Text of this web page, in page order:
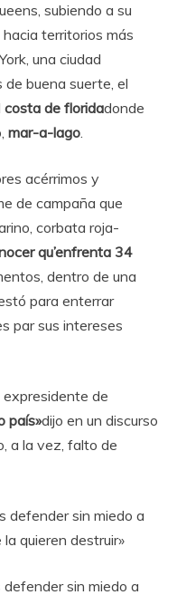
subiendo a su
territorios más
una ciudad
buena suerte, el
costa de floridadonde
mar-a-lago.
acérrimos y
de campaña que
corbata roja-
qu’enfrenta 34
dentro de una
para enterrar
par sus intereses
expresidente de
país»dijo en un discurso
a la vez, falto de
defender sin miedo a
quieren destruir»
defender sin miedo a